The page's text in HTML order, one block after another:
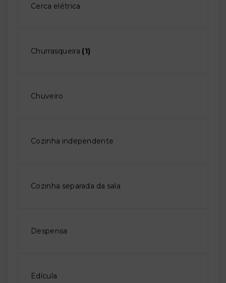
Cerca elétrica
Churrasqueira (1)
Chuveiro
Cozinha independente
Cozinha separada da sala
Despensa
Edícula